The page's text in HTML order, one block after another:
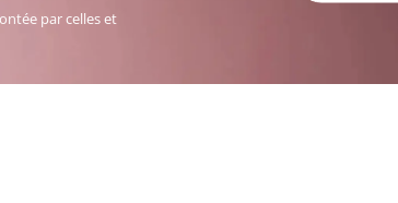
par celles et